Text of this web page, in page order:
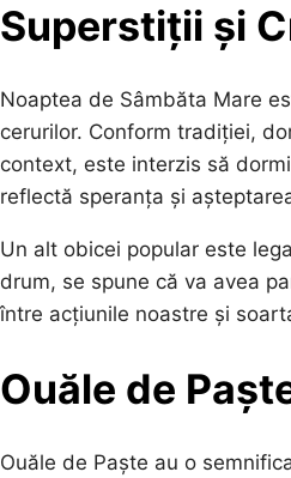
Superstiții și
Noaptea de Sâmbăta Mare
cerurilor. Conform tradiției,
context, este interzis să
reflectă speranța și
Un alt obicei popular este
drum, se spune că va avea
între acțiunile noastre și
Ouăle de
Ouăle de Paște au o